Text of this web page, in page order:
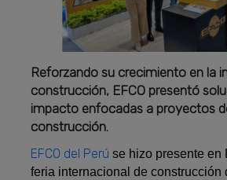
Reforzando su crecimiento en la
construcción, EFCO presentó
impacto enfocadas a proyectos
construcción.
EFCO del Perúse hizo presente en
feria internacional de construcción